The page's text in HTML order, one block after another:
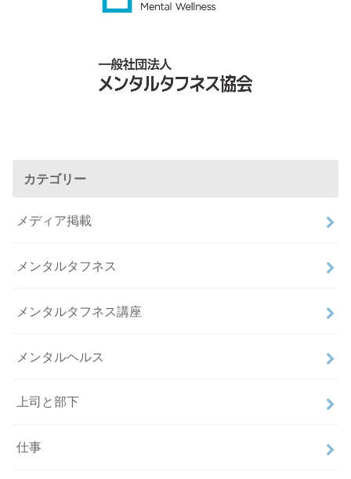
カテゴリー
メディア掲載
メンタルタフネス
メンタルタフネス講座
メンタルヘルス
上司と部下
仕事